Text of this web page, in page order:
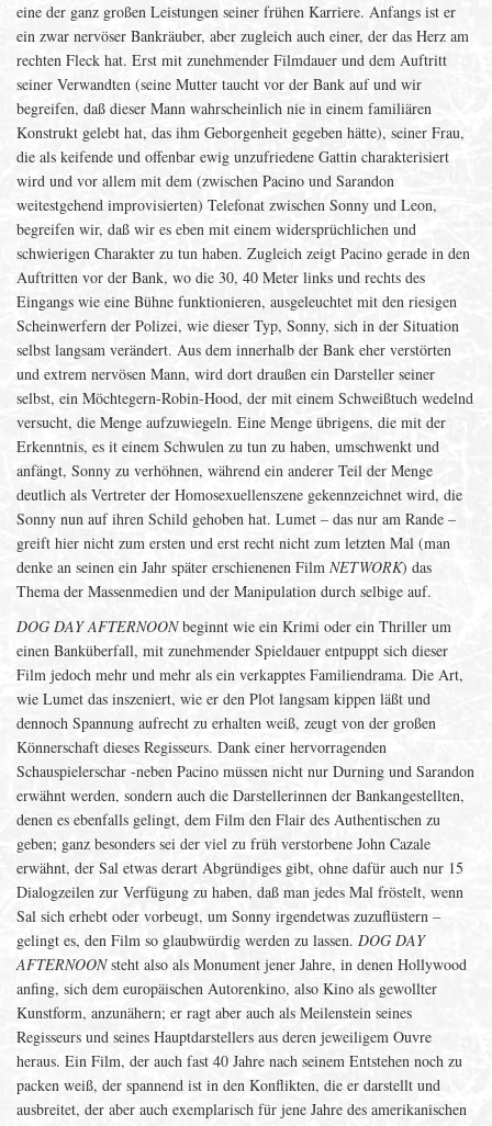
eine der ganz großen Leistungen seiner frühen Karriere. Anfangs ist er
ein zwar nervöser Bankräuber, aber zugleich auch einer, der das Herz am
rechten Fleck hat. Erst mit zunehmender Filmdauer und dem Auftritt
seiner Verwandten (seine Mutter taucht vor der Bank auf und wir
begreifen, daß dieser Mann wahrscheinlich nie in einem familiären
Konstrukt gelebt hat, das ihm Geborgenheit gegeben hätte), seiner Frau,
die als keifende und offenbar ewig unzufriedene Gattin charakterisiert
wird und vor allem mit dem (zwischen Pacino und Sarandon
weitestgehend improvisierten) Telefonat zwischen Sonny und Leon,
begreifen wir, daß wir es eben mit einem widersprüchlichen und
schwierigen Charakter zu tun haben. Zugleich zeigt Pacino gerade in den
Auftritten vor der Bank, wo die 30, 40 Meter links und rechts des
Eingangs wie eine Bühne funktionieren, ausgeleuchtet mit den riesigen
Scheinwerfern der Polizei, wie dieser Typ, Sonny, sich in der Situation
selbst langsam verändert. Aus dem innerhalb der Bank eher verstörten
und extrem nervösen Mann, wird dort draußen ein Darsteller seiner
selbst, ein Möchtegern-Robin-Hood, der mit einem Schweißtuch wedelnd
versucht, die Menge aufzuwiegeln. Eine Menge übrigens, die mit der
Erkenntnis, es it einem Schwulen zu tun zu haben, umschwenkt und
anfängt, Sonny zu verhöhnen, während ein anderer Teil der Menge
deutlich als Vertreter der Homosexuellenszene gekennzeichnet wird, die
Sonny nun auf ihren Schild gehoben hat. Lumet – das nur am Rande –
greift hier nicht zum ersten und erst recht nicht zum letzten Mal (man
denke an seinen ein Jahr später erschienenen Film NETWORK) das
Thema der Massenmedien und der Manipulation durch selbige auf.
DOG DAY AFTERNOONbeginnt wie ein Krimi oder ein Thriller um
einen Banküberfall, mit zunehmender Spieldauer entpuppt sich dieser
Film jedoch mehr und mehr als ein verkapptes Familiendrama. Die Art,
wie Lumet das inszeniert, wie er den Plot langsam kippen läßt und
dennoch Spannung aufrecht zu erhalten weiß, zeugt von der großen
Könnerschaft dieses Regisseurs. Dank einer hervorragenden
Schauspielerschar -neben Pacino müssen nicht nur Durning und Sarandon
erwähnt werden, sondern auch die Darstellerinnen der Bankangestellten,
denen es ebenfalls gelingt, dem Film den Flair des Authentischen zu
geben; ganz besonders sei der viel zu früh verstorbene John Cazale
erwähnt, der Sal etwas derart Abgründiges gibt, ohne dafür auch nur 15
Dialogzeilen zur Verfügung zu haben, daß man jedes Mal fröstelt, wenn
Sal sich erhebt oder vorbeugt, um Sonny irgendetwas zuzuflüstern –
gelingt es, den Film so glaubwürdig werden zu lassen. DOG DAY
AFTERNOONsteht also als Monument jener Jahre, in denen Hollywood
anfing, sich dem europäischen Autorenkino, also Kino als gewollter
Kunstform, anzunähern; er ragt aber auch als Meilenstein seines
Regisseurs und seines Hauptdarstellers aus deren jeweiligem Ouvre
heraus. Ein Film, der auch fast 40 Jahre nach seinem Entstehen noch zu
packen weiß, der spannend ist in den Konflikten, die er darstellt und
ausbreitet, der aber auch exemplarisch für jene Jahre des amerikanischen